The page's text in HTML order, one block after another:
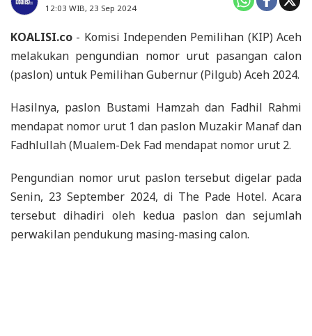
12:03 WIB, 23 Sep 2024
KOALISI.co - Komisi Independen Pemilihan (KIP) Aceh
melakukan pengundian nomor urut pasangan calon
(paslon) untuk Pemilihan Gubernur (Pilgub) Aceh 2024.
Hasilnya, paslon Bustami Hamzah dan Fadhil Rahmi
mendapat nomor urut 1 dan paslon Muzakir Manaf dan
Fadhlullah (Mualem-Dek Fad mendapat nomor urut 2.
Pengundian nomor urut paslon tersebut digelar pada
Senin, 23 September 2024, di The Pade Hotel. Acara
tersebut dihadiri oleh kedua paslon dan sejumlah
perwakilan pendukung masing-masing calon.